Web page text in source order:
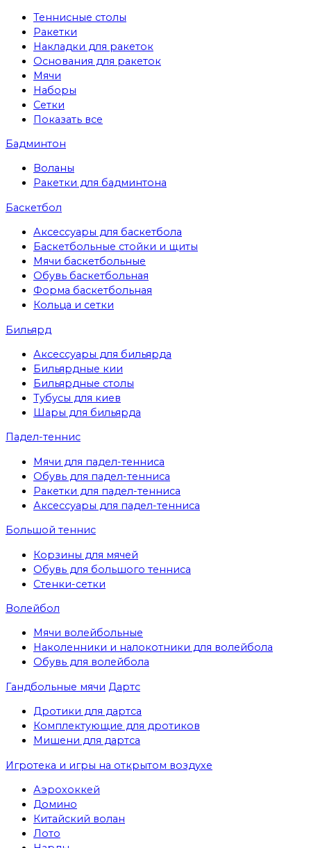
Теннисные столы
Ракетки
Накладки для ракеток
Основания для ракеток
Мячи
Наборы
Сетки
Показать все
Бадминтон
Воланы
Ракетки для бадминтона
Баскетбол
Аксессуары для баскетбола
Баскетбольные стойки и щиты
Мячи баскетбольные
Обувь баскетбольная
Форма баскетбольная
Кольца и сетки
Бильярд
Аксессуары для бильярда
Бильярдные кии
Бильярдные столы
Тубусы для киев
Шары для бильярда
Падел-теннис
Мячи для падел-тенниса
Обувь для падел-тенниса
Ракетки для падел-тенниса
Аксессуары для падел-тенниса
Большой теннис
Корзины для мячей
Обувь для большого тенниса
Стенки-сетки
Волейбол
Мячи волейбольные
Наколенники и налокотники для волейбола
Обувь для волейбола
Гандбольные мячи Дартс
Дротики для дартса
Комплектующие для дротиков
Мишени для дартса
Игротека и игры на открытом воздухе
Аэрохоккей
Домино
Китайский волан
Лото